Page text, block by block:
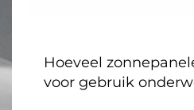
Hoeveel
voor gebruik